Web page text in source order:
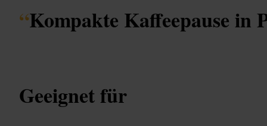
“Kompakte Kaffeepause in
Geeignet für